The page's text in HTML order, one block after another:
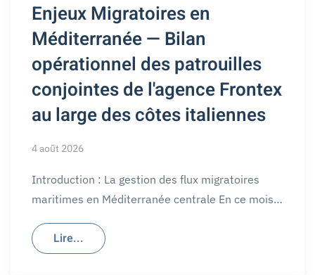
Enjeux Migratoires en
Méditerranée — Bilan
opérationnel des patrouilles
conjointes de l'agence Frontex
au large des côtes italiennes
4 août 2026
Introduction : La gestion des flux migratoires
maritimes en Méditerranée centrale En ce mois…
Lire...